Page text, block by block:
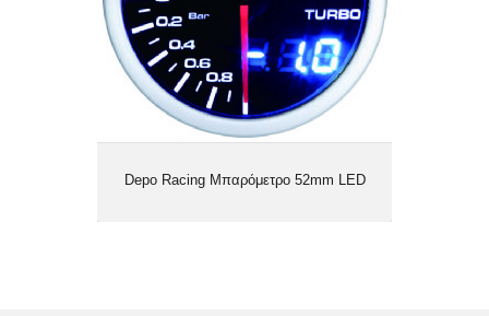
Depo Racing Μπαρόμετρο 52mm LED